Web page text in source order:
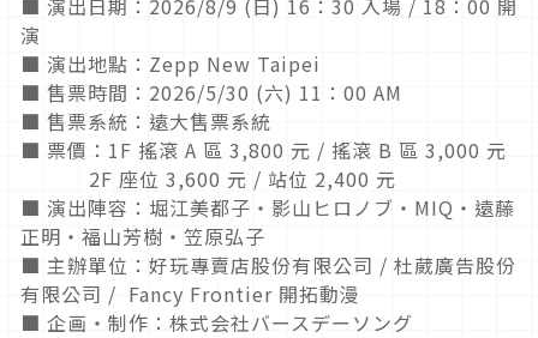
■ 演出日期：2026/8/9 (日) 16：30 入場 / 18：00 開
演
■ 演出地點：Zepp New Taipei
■ 售票時間：2026/5/30 (六) 11：00 AM
■ 售票系統：遠大售票系統
■ 票價：1F 搖滾 A 區 3,800 元 / 搖滾 B 區 3,000 元
2F 座位 3,600 元 / 站位 2,400 元
■ 演出陣容：堀江美都子・影山ヒロノブ・MIQ・遠藤
正明・福山芳樹・笠原弘子
■ 主辦單位：好玩專賣店股份有限公司 / 杜葳廣告股份
有限公司 / Fancy Frontier 開拓動漫
■ 企画・制作：株式会社バースデーソング